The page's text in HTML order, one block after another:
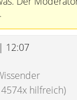
12:07
hilfreich)